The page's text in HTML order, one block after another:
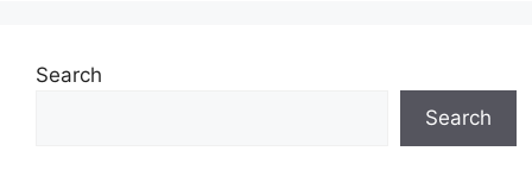
Search
Search